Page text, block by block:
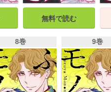
無料で読む
8巻 9巻